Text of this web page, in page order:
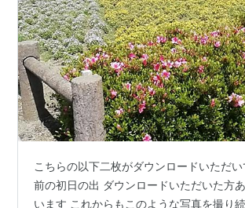
こちらの以下二枚がダウンロードいただ
前の初日の出 ダウンロードいただいた方
います これからもこのような写真を撮り